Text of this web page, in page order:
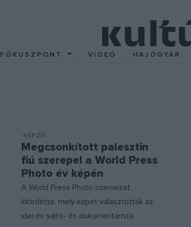
FÓKUSZPONT VIDEÓ HAJÓGYÁR
KÉPZŐ
Megcsonkított palesztin
fiú szerepel a World Press
Photo év képén
A World Press Photo szervezet
kihirdette, mely képet választották az
idei év sajtó- és dokumentarista